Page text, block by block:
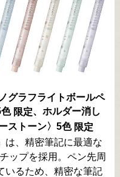
グラフライトボールペ
限定、ホルダー消し
ストーン〉5色限定
は、精密筆記に最適な
ップを採用。ペン先周
いるため、精密な筆記